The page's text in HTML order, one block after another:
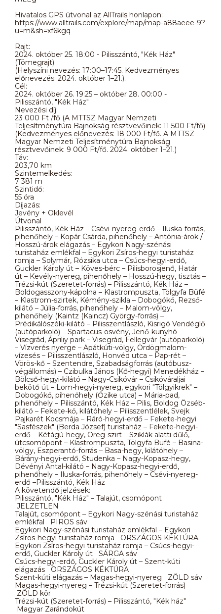
Hivatalos GPS útvonal az AllTrails honlapon:
https://www.alltrails.com/explore/map/map-a88aeee-9?
u=m&sh=xf6kgq
Rajt:
2024. október 25. 18:00 - Pilisszántó, "Kék Ház"
(Tömegrajt)
(Helyszíni nevezés: 17:00–17:45. Kedvezményes
előnevezés: 2024. október 1–21.).
Cél:
2024. október 26. 19:25 – október 28. 00:00 -
Pilisszántó, "Kék Ház"
Nevezési díj:
23 000 Ft /fő (A MTTSZ Magyar Nemzeti
Teljesítménytúra Bajnokság résztvevőinek: 11 500 Ft/fő)
(Kedvezményes előnevezés: 18 000 Ft/fő. A MTTSZ
Magyar Nemzeti Teljesítménytúra Bajnokság
résztvevőinek: 9 000 Ft/fő. 2024. október 1–21.)
Táv:
203,70 km
Szintemelkedés:
7 381 m
Szintidő:
55 óra
Díjazás:
Jevény + Oklevél
Útvonal
Pilisszántó, Kék Ház – Csévi-nyereg-erdő – Iluska-forrás,
pihenőhely – Kopár Csárda, pihenőhely – Antónia-árok /
Hosszú-árok elágazás – Egykori Nagy-szénási
turistaház emlékfal – Egykori Zsíros-hegyi turistaház
romja – Solymár, Rózsika utca – Csúcs-hegyi-erdő,
Guckler Károly út – Köves-bérc – Pilisborosjenő, Határ
út – Kevély-nyereg, pihenőhely – Hosszú-hegy, tisztás –
Trézsi-kút (Szeretet-forrás) – Pilisszántó, Kék Ház –
Boldogasszony-kápolna – Klastrompuszta, Tölgyfa Büfé
– Klastrom-szirtek, Kémény-szikla – Dobogókő, Rezső-
kilátó – Júlia-forrás, pihenőhely – Malom-völgy,
pihenőhely (Kaintz (Kaincz) György-forrás) –
Prédikálószéki-kilátó – Pilisszentlászló, Kisrigó Vendéglő
(autóparkoló) – Spartacus-ösvény, Jenő-kunyhó –
Visegrád, Ápriliy park – Visegrád, Fellegvár (autóparkoló)
– Vízverés nyerge – Apátkúti-völgy, Ördögmalom-
vízesés – Pilisszentlászló, Honvéd utca – Pap-rét –
Vörös-kő – Szentendre, Szabadságforrás (autóbusz-
végállomás) – Czibulka János (Kő-hegyi) Menedékház –
Bölcső-hegyi-kilátó – Nagy-Csikóvár – Csikóváraljai
bekötő út – Lom-hegyi-nyereg, egykori "Tölgyikrek" –
Dobogókő, pihenőhely (Őzike utca) – Mária-pad,
pihenőhely – Pilisszántó, Kék Ház – Pilis, Boldog Özséb-
kilátó – Fekete-kő, kilátóhely – Pilisszentlélek, Svejk
Pajkarét Kocsmája – Ráró-hegyi-erdő – Fekete-hegyi
"Sasfészek" (Berda József) turistaház – Fekete-hegyi-
erdő – Kétágú-hegy, Öreg-szirt – Sziklák alatti dűlő,
útcsomópont – Klastrompuszta, Tölgyfa Büfé – Basina-
völgy, Eszperantó-forrás – Basa-hegy, kilátóhely –
Bárány-hegyi-erdő, Studenka – Nagy-Kopasz-hegy,
Dévényi Antal-kilátó – Nagy-Kopasz-hegyi-erdő,
pihenőhely – Iluska-forrás, pihenőhely – Csévi-nyereg-
erdő –Pilisszántó, Kék Ház
A követendő jelzések:
Pilisszántó, "Kék Ház" – Talajút, csomópont
JELZETLEN
Talajút, csomópont – Egykori Nagy-szénási turistaház
emlékfal PIROS sáv
Egykori Nagy-szénási turistaház emlékfal – Egykori
Zsíros-hegyi turistaház romja ORSZÁGOS KÉKTÚRA
Egykori Zsíros-hegyi turistaház romja – Csúcs-hegyi-
erdő, Guckler Károly út SÁRGA sáv
Csúcs-hegyi-erdő, Guckler Károly út – Szent-kúti
elágazás ORSZÁGOS KÉKTÚRA
Szent-kúti elágazás – Magas-hegyi-nyereg ZÖLD sáv
Magas-hegyi-nyereg – Trézsi-kút (Szeretet-forrás)
ZÖLD kör
Trézsi-kút (Szeretet-forrás) – Pilisszántó, "Kék ház"
Magyar Zarándokút